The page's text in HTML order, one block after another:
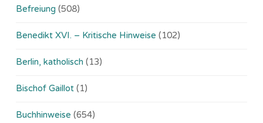
Befreiung (508)
Benedikt XVI. – Kritische Hinweise (102)
Berlin, katholisch (13)
Bischof Gaillot (1)
Buchhinweise (654)